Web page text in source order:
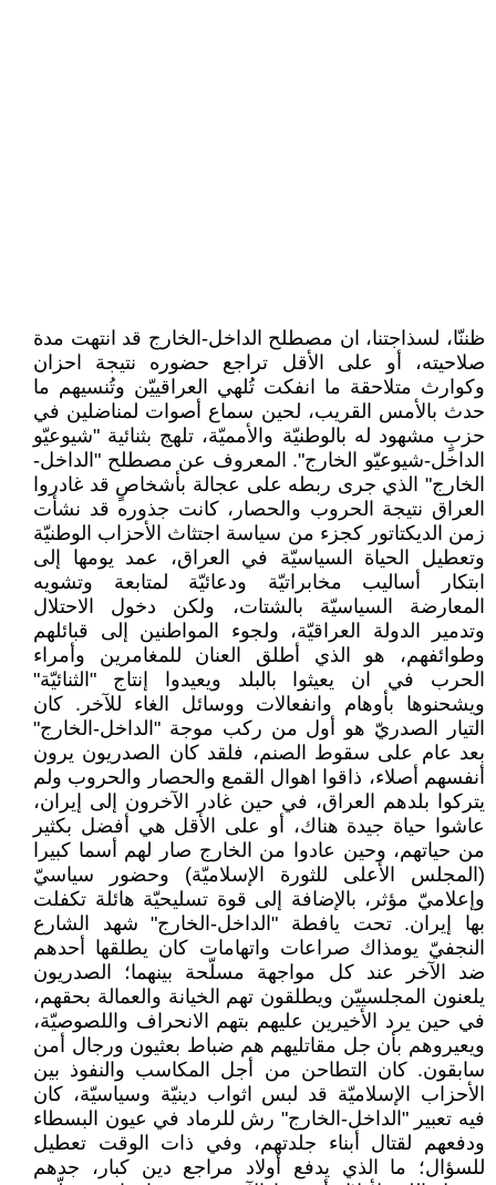
ظننّا، لسذاجتنا، ان مصطلح الداخل-الخارج قد انتهت مدة
صلاحيته، أو على الأقل تراجع حضوره نتيجة احزان
وكوارث متلاحقة ما انفكت تُلهي العراقييّن وتُنسيهم ما
حدث بالأمس القريب، لحين سماع أصوات لمناضلين في
حزبٍ مشهود له بالوطنيّة والأمميّة، تلهج بثنائية "شيوعيّو
الداخل-شيوعيّو الخارج". المعروف عن مصطلح "الداخل-
الخارج" الذي جرى ربطه على عجالة بأشخاصٍ قد غادروا
العراق نتيجة الحروب والحصار، كانت جذوره قد نشأت
زمن الديكتاتور كجزء من سياسة اجتثاث الأحزاب الوطنيّة
وتعطيل الحياة السياسيّة في العراق، عمد يومها إلى
ابتكار أساليب مخابراتيّة ودعائيّة لمتابعة وتشويه
المعارضة السياسيّة بالشتات، ولكن دخول الاحتلال
وتدمير الدولة العراقيّة، ولجوء المواطنين إلى قبائلهم
وطوائفهم، هو الذي أطلق العنان للمغامرين وأمراء
الحرب في ان يعيثوا بالبلد ويعيدوا إنتاج "الثنائيّة"
ويشحنوها بأوهام وانفعالات ووسائل الغاء للآخر. كان
التيار الصدريّ هو أول من ركب موجة "الداخل-الخارج"
بعد عام على سقوط الصنم، فلقد كان الصدريون يرون
أنفسهم أصلاء، ذاقوا اهوال القمع والحصار والحروب ولم
يتركوا بلدهم العراق، في حين غادر الآخرون إلى إيران،
عاشوا حياة جيدة هناك، أو على الأقل هي أفضل بكثير
من حياتهم، وحين عادوا من الخارج صار لهم أسما كبيرا
(المجلس الأعلى للثورة الإسلاميّة) وحضور سياسيّ
وإعلاميّ مؤثر، بالإضافة إلى قوة تسليحيّة هائلة تكفلت
بها إيران. تحت يافطة "الداخل-الخارج" شهد الشارع
النجفيّ يومذاك صراعات واتهامات كان يطلقها أحدهم
ضد الآخر عند كل مواجهة مسلّحة بينهما؛ الصدريون
يلعنون المجلسييّن ويطلقون تهم الخيانة والعمالة بحقهم،
في حين يرد الأخيرين عليهم بتهم الانحراف واللصوصيّة،
ويعيروهم بأن جل مقاتليهم هم ضباط بعثيون ورجال أمن
سابقون. كان التطاحن من أجل المكاسب والنفوذ بين
الأحزاب الإسلاميّة قد لبس اثواب دينيّة وسياسيّة، كان
فيه تعبير "الداخل-الخارج" رش للرماد في عيون البسطاء
ودفعهم لقتال أبناء جلدتهم، وفي ذات الوقت تعطيل
للسؤال؛ ما الذي يدفع أولاد مراجع دين كبار، جدهم